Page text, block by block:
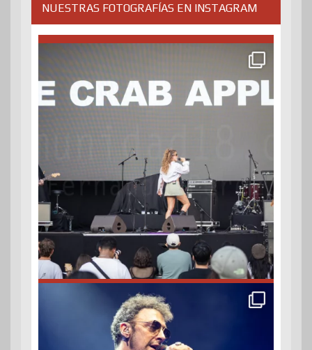
NUESTRAS FOTOGRAFÍAS EN INSTAGRAM